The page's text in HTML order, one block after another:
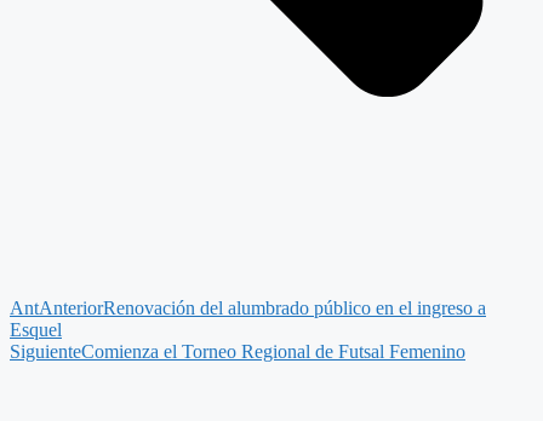
AntAnteriorRenovación del alumbrado público en el ingreso a
Esquel
SiguienteComienza el Torneo Regional de Futsal Femenino